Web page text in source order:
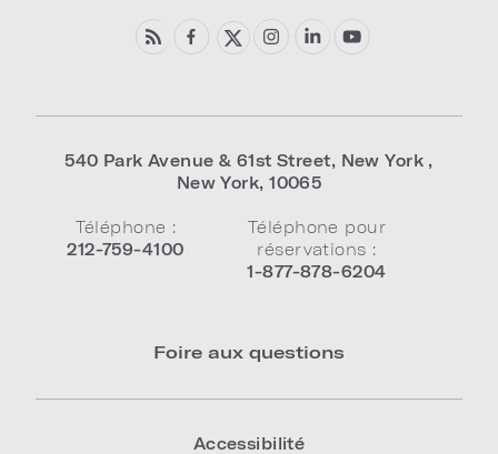
540 Park Avenue & 61st Street, New York ,
New York,10065
Téléphone :
212-759-4100
Téléphone pour
réservations :
1-877-878-6204
Foire aux questions
Accessibilité